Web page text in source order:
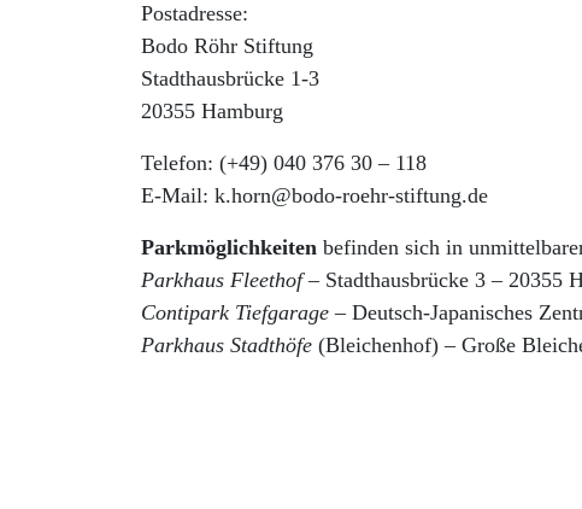
Postadresse:
Bodo Röhr Stiftung
Stadthausbrücke 1-3
20355 Hamburg
Telefon: (+49) 040 376 30 – 118
E-Mail: k.horn@bodo-roehr-stiftung.de
Parkmöglichkeiten befinden sich in
Parkhaus Fleethof– Stadthausbrücke 3 – 20355
Contipark Tiefgarage – Deutsch-Japanisches
Parkhaus Stadthöfe (Bleichenhof) – Große